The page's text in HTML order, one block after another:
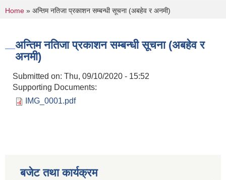
You are here
Home » अन्तिम नतिजा प्रकाशन सम्बन्धी सूचना (अबहेव र अनमी)
अन्तिम नतिजा प्रकाशन सम्बन्धी सूचना (अबहेव र
अनमी)
Submitted on: Thu, 09/10/2020 - 15:52
Supporting Documents:
IMG_0001.pdf
बजेट तथा कार्यक्रम